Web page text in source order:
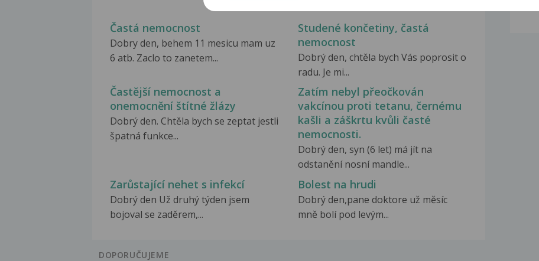
Častá nemocnost
Dobry den, behem 11 mesicu mam uz
6 atb. Zaclo to zanetem...
Studené končetiny, častá
nemocnost
Dobrý den, chtěla bych Vás poprosit o
radu. Je mi...
Častější nemocnost a
onemocnění štítné žlázy
Dobrý den. Chtěla bych se zeptat jestli
špatná funkce...
Zatím nebyl přeočkován
vakcínou proti tetanu, černému
kašli a záškrtu kvůli časté
nemocnosti.
Dobrý den, syn (6 let) má jít na
odstanění nosní mandle...
Zarůstající nehet s infekcí
Dobrý den Už druhý týden jsem
bojoval se zaděrem,...
Bolest na hrudi
Dobrý den,pane doktore už měsíc
mně bolí pod levým...
DOPORUČUJEME